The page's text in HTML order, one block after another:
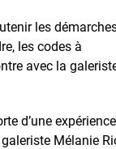
les
les codes à
avec la
d’une
Mélanie